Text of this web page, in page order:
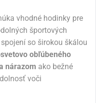
vhodné hodinky pre
športových
so širokou škálou
obľúbeného
nárazom ako bežné
voči